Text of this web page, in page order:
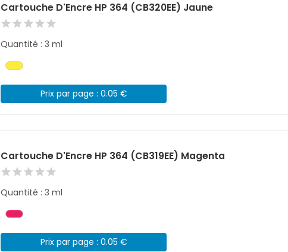
Cartouche D'Encre HP 364 (CB320EE) Jaune
Quantité : 3 ml
Prix par page : 0.05 €
Cartouche D'Encre HP 364 (CB319EE) Magenta
Quantité : 3 ml
Prix par page : 0.05 €